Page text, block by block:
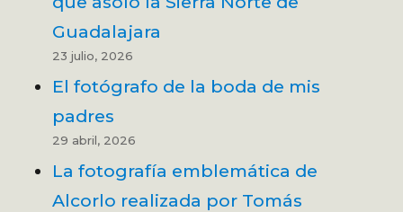
Guadalajara
23 julio, 2026
El fotógrafo de la boda de mis
padres
29 abril, 2026
La fotografía emblemática de
Alcorlo realizada por Tomás